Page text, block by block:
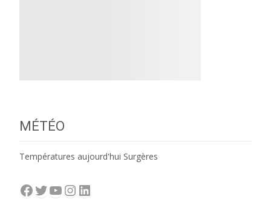
MÉTÉO
Températures aujourd'hui Surgères
Facebook
Twitter
YouTube
Instagram
LinkedIn